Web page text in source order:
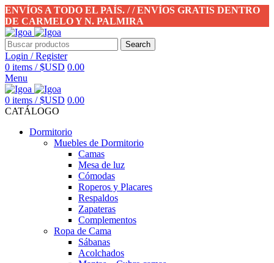
ENVÍOS A TODO EL PAÍS. / / ENVÍOS GRATIS DENTRO
DE CARMELO Y N. PALMIRA
Search
Login / Register
0 items / $USD 0.00
Menu
0 items / $USD 0.00
CATÁLOGO
Dormitorio
Muebles de Dormitorio
Camas
Mesa de luz
Cómodas
Roperos y Placares
Respaldos
Zapateras
Complementos
Ropa de Cama
Sábanas
Acolchados